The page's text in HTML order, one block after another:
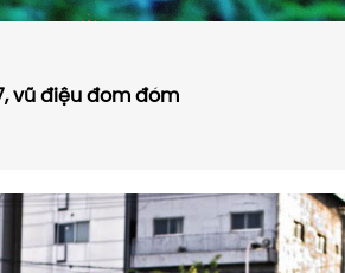
vũ điệu đom đóm